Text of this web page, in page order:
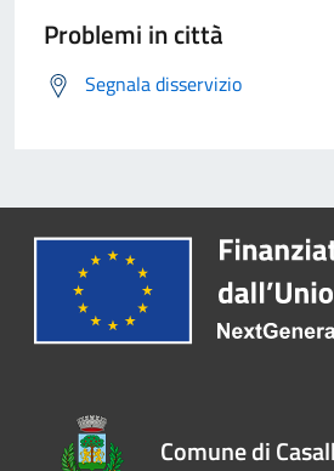
Problemi in città
Segnala disservizio
Comune di